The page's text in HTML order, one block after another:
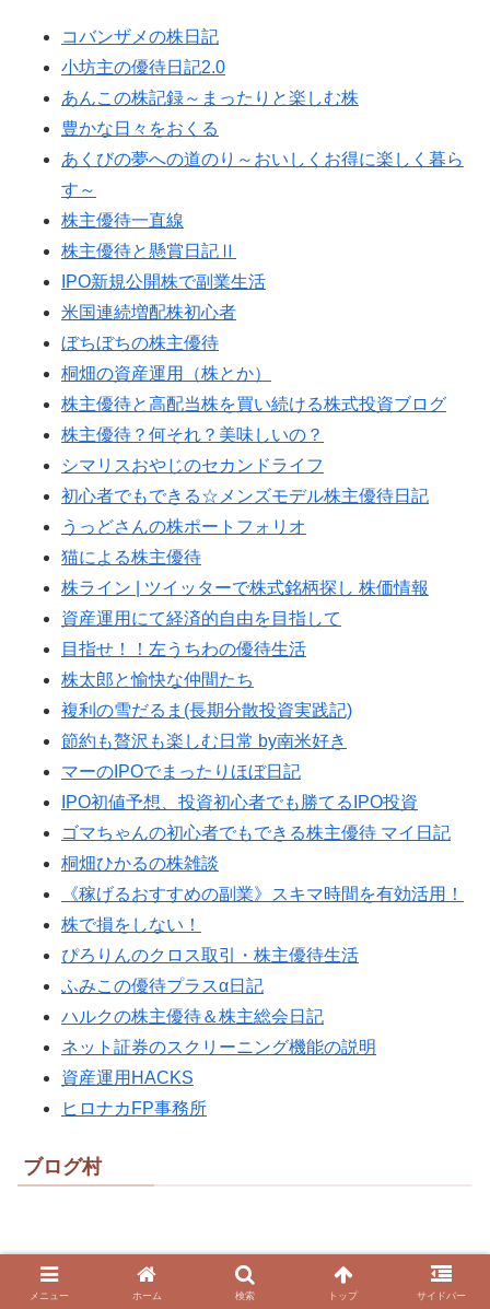
コバンザメの株日記
小坊主の優待日記2.0
あんこの株記録～まったりと楽しむ株
豊かな日々をおくる
あくびの夢への道のり～おいしくお得に楽しく暮ら
す～
株主優待一直線
株主優待と懸賞日記Ⅱ
IPO新規公開株で副業生活
米国連続増配株初心者
ぼちぼちの株主優待
桐畑の資産運用（株とか）
株主優待と高配当株を買い続ける株式投資ブログ
株主優待？何それ？美味しいの？
シマリスおやじのセカンドライフ
初心者でもできる☆メンズモデル株主優待日記
うっどさんの株ポートフォリオ
猫による株主優待
株ライン | ツイッターで株式銘柄探し 株価情報
資産運用にて経済的自由を目指して
目指せ！！左うちわの優待生活
株太郎と愉快な仲間たち
複利の雪だるま(長期分散投資実践記)
節約も贅沢も楽しむ日常 by南米好き
マーのIPOでまったりほぼ日記
IPO初値予想、投資初心者でも勝てるIPO投資
ゴマちゃんの初心者でもできる株主優待 マイ日記
桐畑ひかるの株雑談
《稼げるおすすめの副業》スキマ時間を有効活用！
株で損をしない！
ぴろりんのクロス取引・株主優待生活
ふみこの優待プラスα日記
ハルクの株主優待＆株主総会日記
ネット証券のスクリーニング機能の説明
資産運用HACKS
ヒロナカFP事務所
ブログ村
メニュー ホーム 検索 トップ サイドバー